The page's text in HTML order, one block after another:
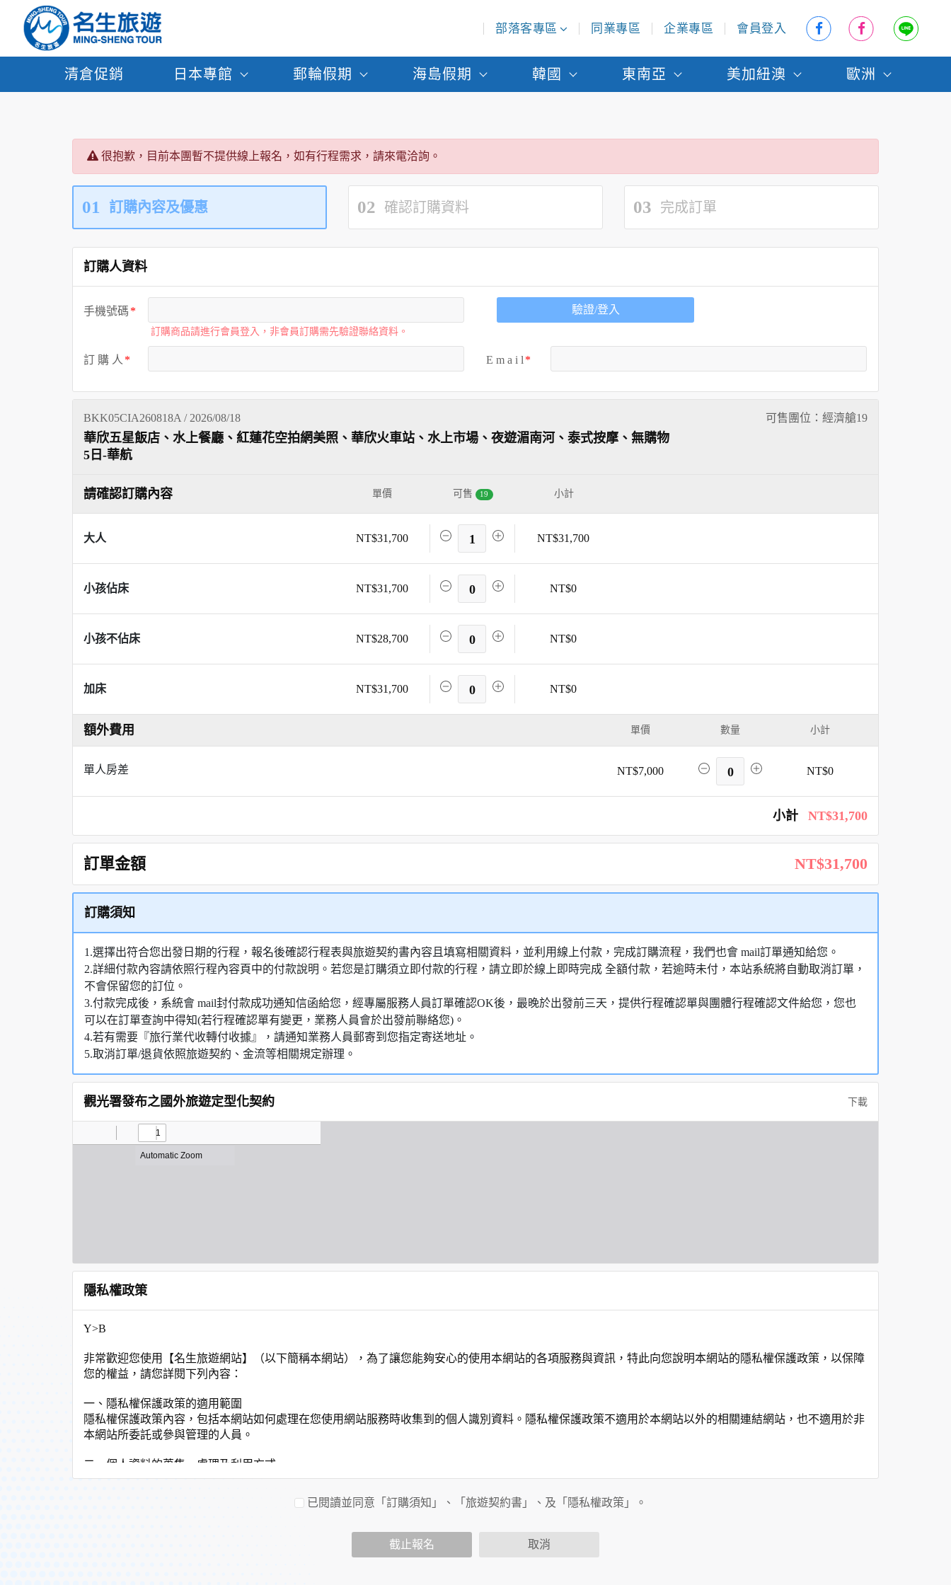
部落客專區 同業專區 企業專區 會員登入
清倉促銷 日本專館 郵輪假期 海島假期 韓國 東南亞 美加紐澳 歐洲
很抱歉，目前本團暫不提供線上報名，如有行程需求，請來電洽詢。
01 訂購內容及優惠 02 確認訂購資料 03 完成訂單
訂購人資料
手機號碼
訂購商品請進行會員登入，非會員訂購需先驗證聯絡資料。
驗證/登入
訂 購 人 E m a i l
BKK05CIA260818A / 2026/08/18 可售團位：經濟艙19
華欣五星飯店、水上餐廳、紅蓮花空拍網美照、華欣火車站、水上市場、夜遊湄南河、泰式按摩、無購物
5日-華航
請確認訂購內容 單價 可售 19 小計
大人 NT$31,700 1 NT$31,700
小孩佔床 NT$31,700 0 NT$0
小孩不佔床 NT$28,700 0 NT$0
加床 NT$31,700 0 NT$0
額外費用 單價 數量 小計
單人房差 NT$7,000 0 NT$0
小計 NT$31,700
訂單金額 NT$31,700
訂購須知
1.選擇出符合您出發日期的行程，報名後確認行程表與旅遊契約書內容且填寫相關資料，並利用線上付款，完成訂購流程，我們也會 mail訂單通知給您。
2.詳細付款內容請依照行程內容頁中的付款說明。若您是訂購須立即付款的行程，請立即於線上即時完成 全額付款，若逾時未付，本站系統將自動取消訂單，
不會保留您的訂位。
3.付款完成後，系統會 mail封付款成功通知信函給您，經專屬服務人員訂單確認OK後，最晚於出發前三天，提供行程確認單與團體行程確認文件給您，您也
可以在訂單查詢中得知(若行程確認單有變更，業務人員會於出發前聯絡您)。
4.若有需要『旅行業代收轉付收據』，請通知業務人員郵寄到您指定寄送地址。
5.取消訂單/退貨依照旅遊契約、金流等相關規定辦理。
觀光署發布之國外旅遊定型化契約 下載
隱私權政策
Y>B
非常歡迎您使用【名生旅遊網站】（以下簡稱本網站），為了讓您能夠安心的使用本網站的各項服務與資訊，特此向您說明本網站的隱私權保護政策，以保障
您的權益，請您詳閱下列內容：
一、隱私權保護政策的適用範圍
隱私權保護政策內容，包括本網站如何處理在您使用網站服務時收集到的個人識別資料。隱私權保護政策不適用於本網站以外的相關連結網站，也不適用於非
本網站所委託或參與管理的人員。
二、個人資料的蒐集、處理及利用方式
當您造訪本網站或使用本網站所提供之功能服務時，我們將視該服務功能性質，請您提供必要的個人資料，並在該特定目的範圍內處理及利用您的個人資料；
非經您書面同意，本網站不會將個人資料用於其他用途。
本網站在您使用服務信箱、問卷調查等互動性功能時，會保留您所提供的姓名、電子郵件地址、聯絡方式及使用時間等。
為提供精確的服務，我們會將收集的問卷調查內容進行統計與分析，分析結果之統計數據或說明文字呈現，除供內部研究外，我們會視需要公佈統計數據及說
已閱讀並同意「訂購須知」、「旅遊契約書」、及「隱私權政策」。
截止報名 取消